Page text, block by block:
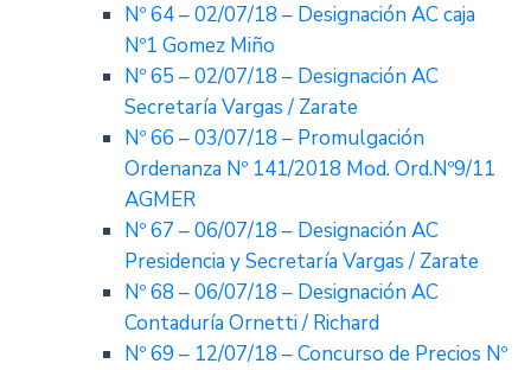
Nº 64 – 02/07/18 – Designación AC caja
Nº1 Gomez Miño
Nº 65 – 02/07/18 – Designación AC
Secretaría Vargas / Zarate
Nº 66 – 03/07/18 – Promulgación
Ordenanza Nº 141/2018 Mod. Ord.Nº9/11
AGMER
Nº 67 – 06/07/18 – Designación AC
Presidencia y Secretaría Vargas / Zarate
Nº 68 – 06/07/18 – Designación AC
Contaduría Ornetti / Richard
Nº 69 – 12/07/18 – Concurso de Precios Nº